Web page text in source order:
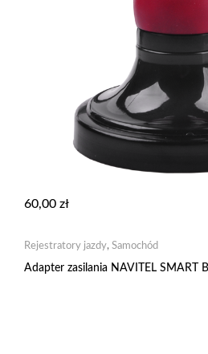
60,00 zł
Rejestratory jazdy, Samochód
Adapter zasilania NAVITEL SMART